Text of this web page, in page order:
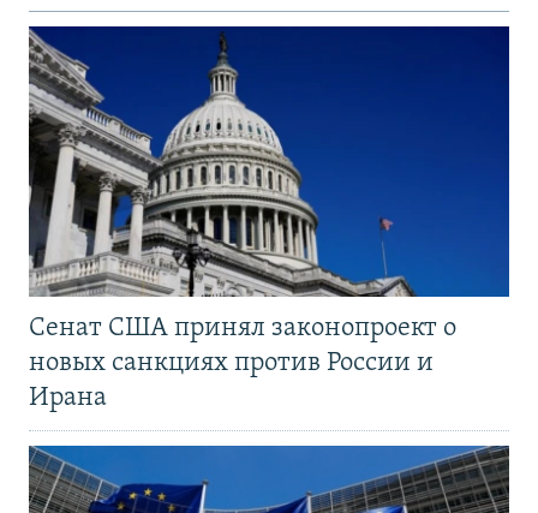
Сенат США принял законопроект о
новых санкциях против России и
Ирана